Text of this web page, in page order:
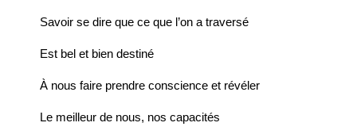
Savoir se dire que ce que l’on a traversé
Est bel et bien destiné
À nous faire prendre conscience et révéler
Le meilleur de nous, nos capacités